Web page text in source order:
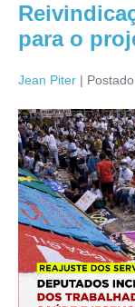
para o
Jean Piter |